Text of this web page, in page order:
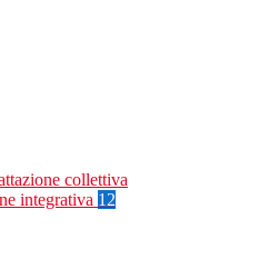
collettiva
integrativa 12